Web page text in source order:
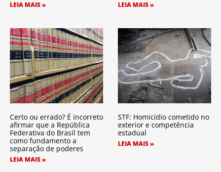
LEIA MAIS » LEIA MAIS »
Certo ou errado? É incorreto
afirmar que a República
Federativa do Brasil tem
como fundamento a
separação de poderes
LEIA MAIS »
STF: Homicídio cometido no
exterior e competência
estadual
LEIA MAIS »